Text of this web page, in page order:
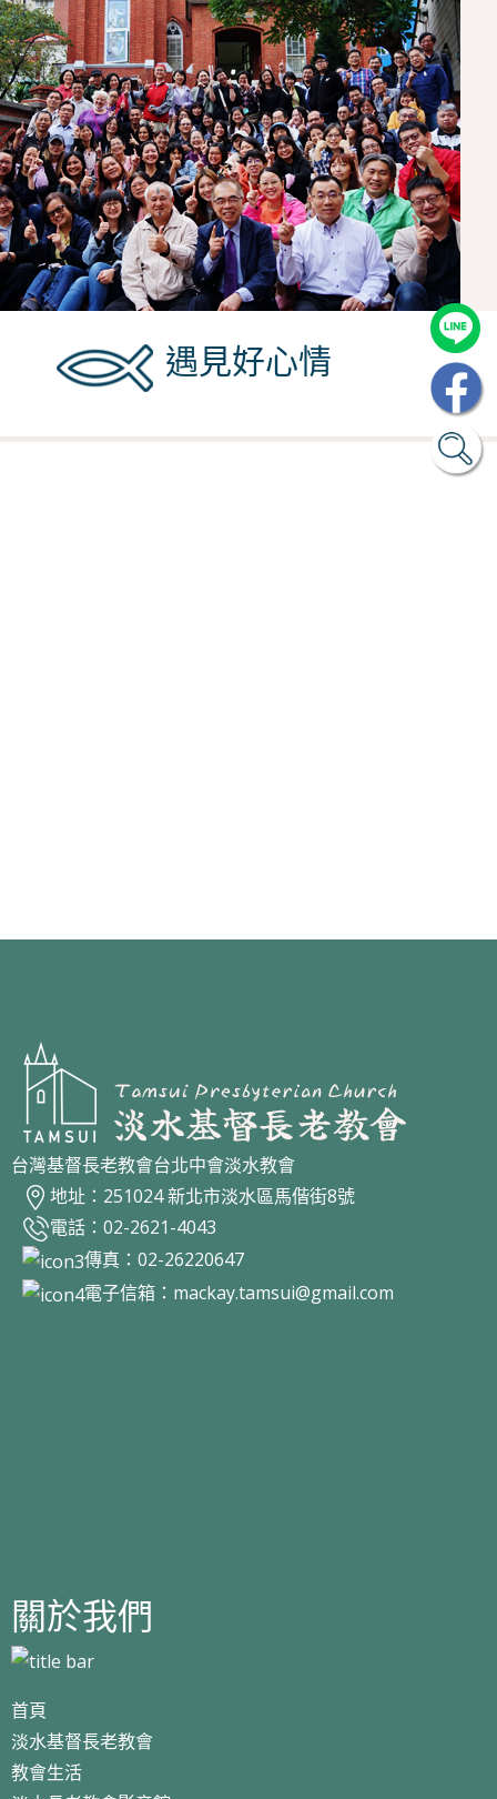
遇見好心情
台灣基督長老教會台北中會淡水教會
地址：251024 新北市淡水區馬偕街8號
電話：02-2621-4043
傳真：02-26220647
電子信箱： mackay.tamsui@gmail.com
關於我們
首頁
淡水基督長老教會
教會生活